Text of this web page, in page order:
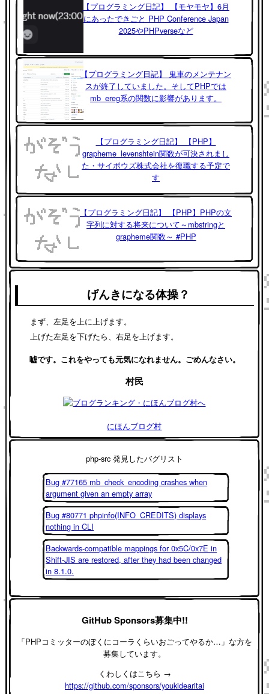
【プログラミング日記】 【モヤモヤ】6月
にあったできごと PHP Conference Japan
2025やPHPverseなど
【プログラミング日記】 鬼車のメンテナン
スが終了していました。そしてPHPでは
mb_ereg系の関数に影響があります。
【プログラミング日記】 【PHP】
grapheme_levenshtein関数が可決されまし
た・サイボウズ株式会社を復職する予定で
す
【プログラミング日記】 【PHP】PHPの文
字列に対する将来について～mbstringと
grapheme関数～ #PHP
げんきになる体操？
まず、左足を上に上げます。
上げた左足を下げたら、右足を上げます。
嘘です。これをやっても元気になれません。ごめんなさい。
村民
にほんブログ村
php-src 発見したバグリスト
Bug #77165 mb_check_encoding crashes when
argument given an empty array
Bug #80771 phpinfo(INFO_CREDITS) displays
nothing in CLI
Backwards-compatible mappings for 0x5C/0x7E in
Shift-JIS are restored, after they had been changed
in 8.1.0.
GitHub Sponsors募集中!!
「PHPコミッターのぼくにコーラくらいおごってやるか…」な方を
募集しています。
くわしくはこちら →
https://github.com/sponsors/youkidearitai